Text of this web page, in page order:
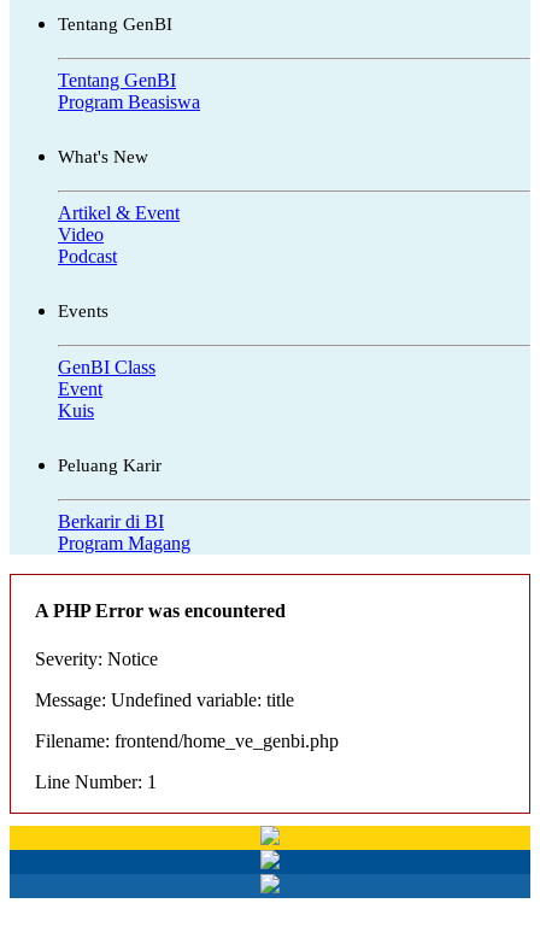
Tentang GenBI
Tentang GenBI
Program Beasiswa
What's New
Artikel & Event
Video
Podcast
Events
GenBI Class
Event
Kuis
Peluang Karir
Berkarir di BI
Program Magang
A PHP Error was encountered
Severity: Notice
Message: Undefined variable: title
Filename: frontend/home_ve_genbi.php
Line Number: 1